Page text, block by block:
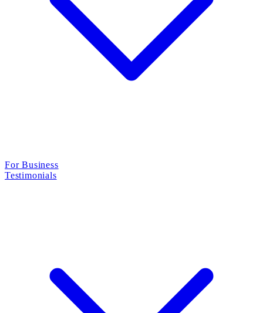
For Business
Testimonials